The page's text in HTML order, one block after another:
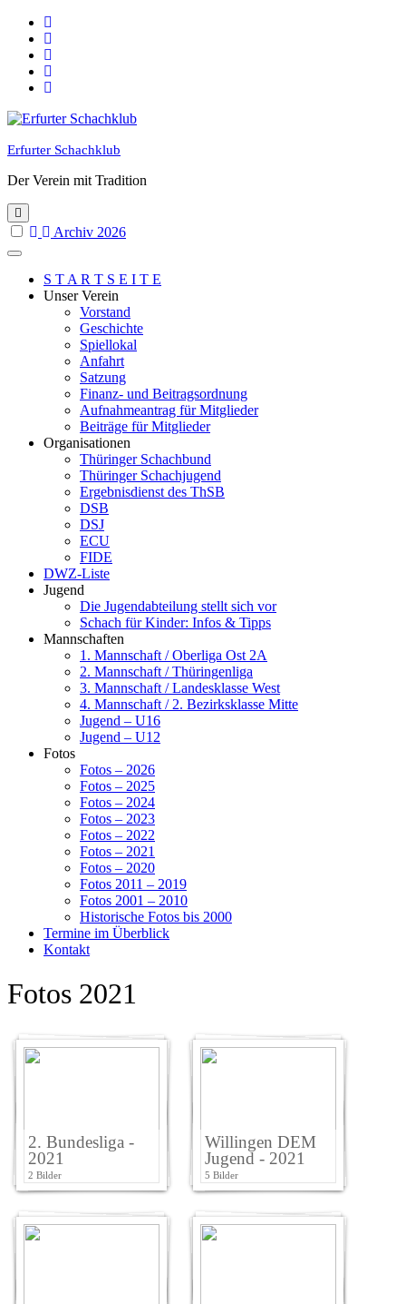
Skip
content
Erfurter Schachklub
Der Verein mit Tradition
Archiv 2026
S T A R T S E I T E
Unser Verein
Vorstand
Geschichte
Spiellokal
Anfahrt
Satzung
Finanz- und Beitragsordnung
Aufnahmeantrag für Mitglieder
Beiträge für Mitglieder
Organisationen
Thüringer Schachbund
Thüringer Schachjugend
Ergebnisdienst des ThSB
DSB
DSJ
ECU
FIDE
DWZ-Liste
Jugend
Die Jugendabteilung stellt sich vor
Schach für Kinder: Infos & Tipps
Mannschaften
1. Mannschaft / Oberliga Ost 2A
2. Mannschaft / Thüringenliga
3. Mannschaft / Landesklasse West
4. Mannschaft / 2. Bezirksklasse Mitte
Jugend – U16
Jugend – U12
Fotos
Fotos – 2026
Fotos – 2025
Fotos – 2024
Fotos – 2023
Fotos – 2022
Fotos – 2021
Fotos – 2020
Fotos 2011 – 2019
Fotos 2001 – 2010
Historische Fotos bis 2000
Termine im Überblick
Kontakt
Fotos 2021
2. Bundesliga -
2021
2 Bilder
Willingen DEM
Jugend - 2021
5 Bilder